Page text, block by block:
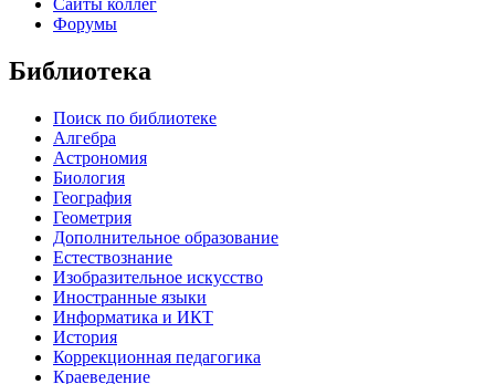
Форумы
Библиотека
Поиск по библиотеке
Алгебра
Астрономия
Биология
География
Геометрия
Дополнительное образование
Естествознание
Изобразительное искусство
Иностранные языки
Информатика и ИКТ
История
Коррекционная педагогика
Краеведение